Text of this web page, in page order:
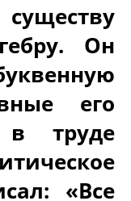
Он
его
труде
«Все